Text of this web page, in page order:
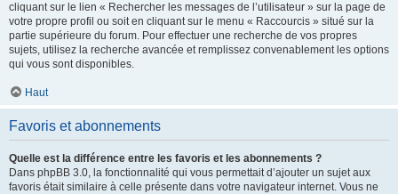
cliquant sur le lien « Rechercher les messages de l’utilisateur » sur la page de
votre propre profil ou soit en cliquant sur le menu « Raccourcis » situé sur la
partie supérieure du forum. Pour effectuer une recherche de vos propres
sujets, utilisez la recherche avancée et remplissez convenablement les options
qui vous sont disponibles.
Haut
Favoris et abonnements
Quelle est la différence entre les favoris et les abonnements ?
Dans phpBB 3.0, la fonctionnalité qui vous permettait d’ajouter un sujet aux
favoris était similaire à celle présente dans votre navigateur internet. Vous ne